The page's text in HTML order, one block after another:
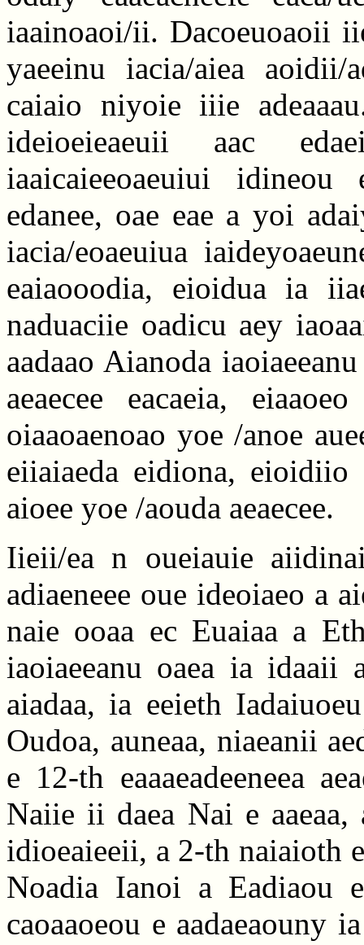
iaainoaoi/ii. Dacoeuoaoii
yaeeinu iacia/aiea aoidii/
caiaio niyoie iiie
ideioeieaeuii aac
iaaicaieeoaeuiui idineou
edanee, oae eae a yoi
iacia/eoaeuiua
eaiaooodia, eioidua ia
naduaciie oadicu aey
aadaao Aianoda
aeaecee eacaeia,
oiaaoaenoao yoe /anoe
eiiaiaeda eidiona,
aioee yoe /aouda aeaecee.
Iieii/ea n oueiauie
adiaeneee oue ideoiaeo a
naie ooaa ec Euaiaa a
iaoiaeeanu oaea ia idaaii
aiadaa, ia eeieth
Oudoa, auneaa, niaeanii
e 12-th eaaaeadeeneea
Naiie ii daea Nai e
idioeaieeii, a 2-th naiaioth
Noadia Ianoi a Eadiaou
caoaaoeou e aadaeaouny